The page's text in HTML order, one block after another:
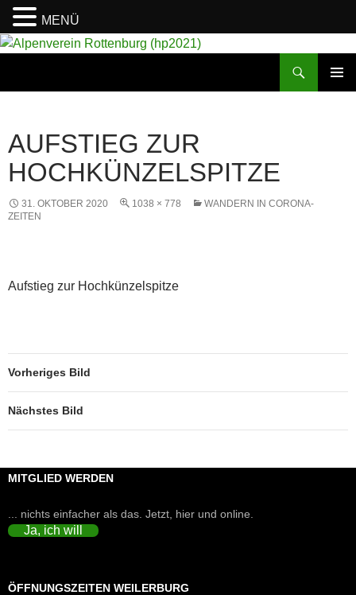
AUFSTIEG ZUR
HOCHKÜNZELSPITZE
31. OKTOBER 2020 1038 × 778
WANDERN IN CORONA-
ZEITEN
Aufstieg zur Hochkünzelspitze
Vorheriges Bild
Nächstes Bild
MITGLIED WERDEN
... nichts einfacher als das. Jetzt, hier und online.
Ja, ich will
ÖFFNUNGSZEITEN WEILERBURG
MENÜ